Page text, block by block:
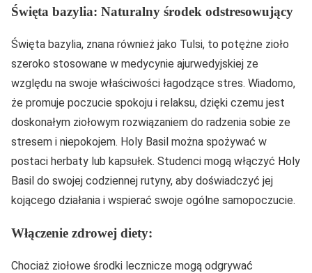
Święta bazylia: Naturalny środek odstresowujący
Święta bazylia, znana również jako Tulsi, to potężne zioło
szeroko stosowane w medycynie ajurwedyjskiej ze
względu na swoje właściwości łagodzące stres. Wiadomo,
że promuje poczucie spokoju i relaksu, dzięki czemu jest
doskonałym ziołowym rozwiązaniem do radzenia sobie ze
stresem i niepokojem. Holy Basil można spożywać w
postaci herbaty lub kapsułek. Studenci mogą włączyć Holy
Basil do swojej codziennej rutyny, aby doświadczyć jej
kojącego działania i wspierać swoje ogólne samopoczucie.
Włączenie zdrowej diety:
Chociaż ziołowe środki lecznicze mogą odgrywać